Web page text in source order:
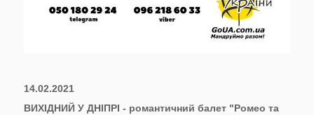
14.02.2021
ВИХІДНИЙ У ДНІПРІ - романтичний балет "Ромео та